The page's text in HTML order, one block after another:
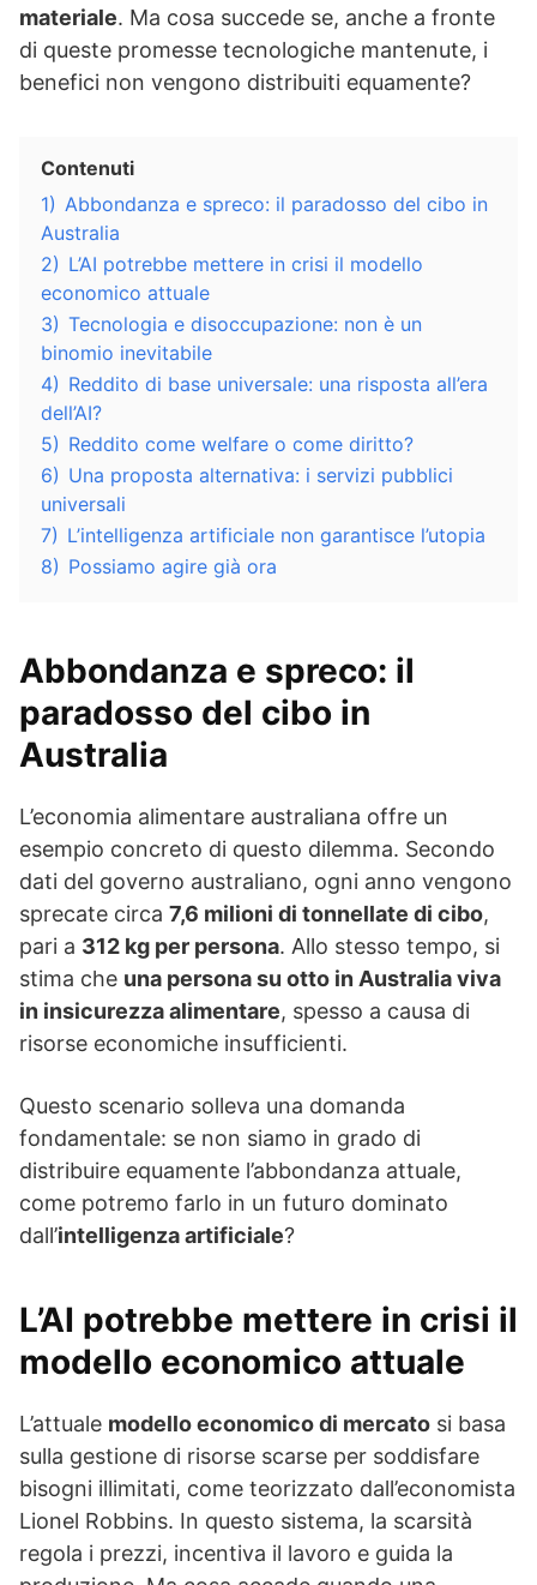
materiale. Ma cosa succede se, anche a fronte
di queste promesse tecnologiche mantenute, i
benefici non vengono distribuiti equamente?
Contenuti
1) Abbondanza e spreco: il paradosso del cibo in
Australia
2) L’AI potrebbe mettere in crisi il modello
economico attuale
3) Tecnologia e disoccupazione: non è un
binomio inevitabile
4) Reddito di base universale: una risposta all’era
dell’AI?
5) Reddito come welfare o come diritto?
6) Una proposta alternativa: i servizi pubblici
universali
7) L’intelligenza artificiale non garantisce l’utopia
8) Possiamo agire già ora
Abbondanza e spreco: il
paradosso del cibo in
Australia
L’economia alimentare australiana offre un
esempio concreto di questo dilemma. Secondo
dati del governo australiano, ogni anno vengono
sprecate circa 7,6 milioni di tonnellate di cibo,
pari a 312 kg per persona. Allo stesso tempo, si
stima che una persona su otto in Australia viva
in insicurezza alimentare, spesso a causa di
risorse economiche insufficienti.
Questo scenario solleva una domanda
fondamentale: se non siamo in grado di
distribuire equamente l’abbondanza attuale,
come potremo farlo in un futuro dominato
dall’intelligenza artificiale?
L’AI potrebbe mettere in crisi il
modello economico attuale
L’attuale modello economico di mercato si basa
sulla gestione di risorse scarse per soddisfare
bisogni illimitati, come teorizzato dall’economista
Lionel Robbins. In questo sistema, la scarsità
regola i prezzi, incentiva il lavoro e guida la